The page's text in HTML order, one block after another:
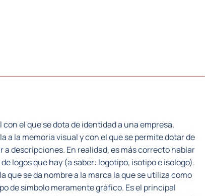
el que se dota de identidad a una empresa,
a la memoria visual y con el que se permite dotar de
descripciones. En realidad, es más correcto hablar
logos que hay (a saber: logotipo, isotipo e isologo).
que se da nombre a la marca la que se utiliza como
de símbolo meramente gráfico. Es el principal